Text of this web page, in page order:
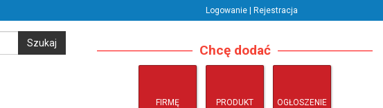
Logowanie | Rejestracja
Chcę dodać
FIRMĘ PRODUKT OGŁOSZENIE